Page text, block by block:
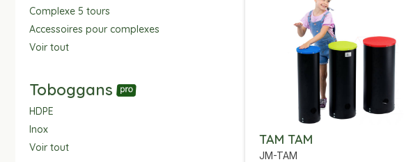
Complexe 5 tours
Accessoires pour complexes
Voir tout
Toboggans
HDPE
Inox
Voir tout
TAM TAM
JM-TAM